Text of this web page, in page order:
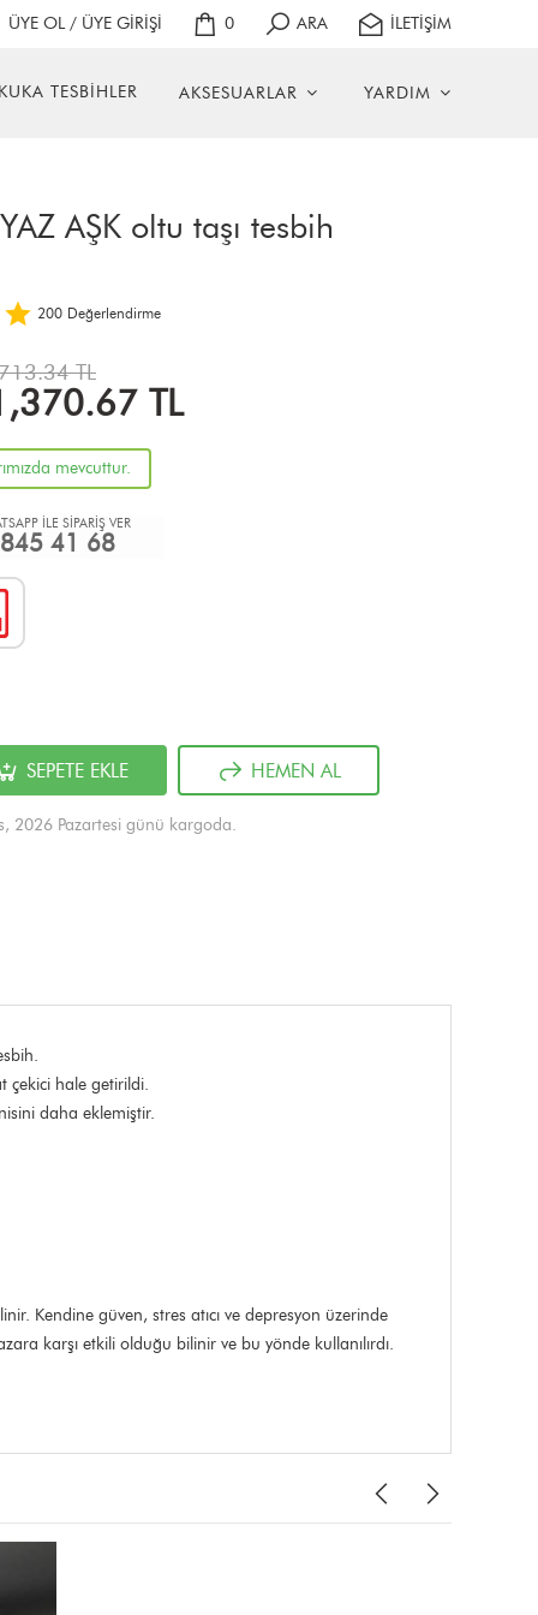
ÜYE OL / ÜYE GİRİŞİ 0 ARA İLETİŞİM
KUKA TESBİHLER AKSESUARLAR YARDIM
AŞK oltu taşı tesbih
200 Değerlendirme
TL
TL
mevcuttur.
İLE SİPARİŞ VER
41 68
SEPETE EKLE HEMEN AL
2026 Pazartesi günü kargoda.
çekici hale getirildi.
daha eklemiştir.
Kendine güven, stres atıcı ve depresyon üzerinde
karşı etkili olduğu bilinir ve bu yönde kullanılırdı.